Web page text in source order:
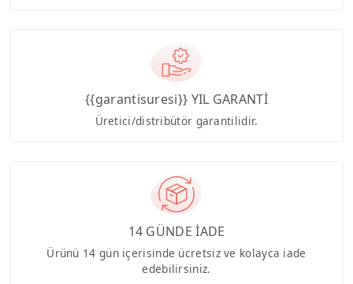
{{garantisuresi}} YIL GARANTİ
Üretici/distribütör garantilidir.
14 GÜNDE İADE
Ürünü 14 gün içerisinde ücretsiz ve kolayca iade
edebilirsiniz.